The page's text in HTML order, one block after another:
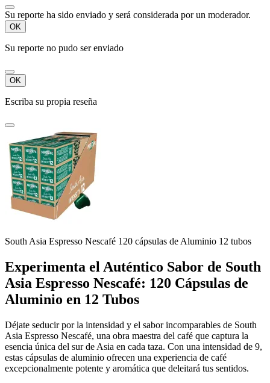
Su reporte ha sido enviado y será considerada por un moderador.
OK
Su reporte no pudo ser enviado
OK
Escriba su propia reseña
South Asia Espresso Nescafé 120 cápsulas de Aluminio 12 tubos
Experimenta el Auténtico Sabor de South
Asia Espresso Nescafé: 120 Cápsulas de
Aluminio en 12 Tubos
Déjate seducir por la intensidad y el sabor incomparables de South
Asia Espresso Nescafé, una obra maestra del café que captura la
esencia única del sur de Asia en cada taza. Con una intensidad de 9,
estas cápsulas de aluminio ofrecen una experiencia de café
excepcionalmente potente y aromática que deleitará tus sentidos.